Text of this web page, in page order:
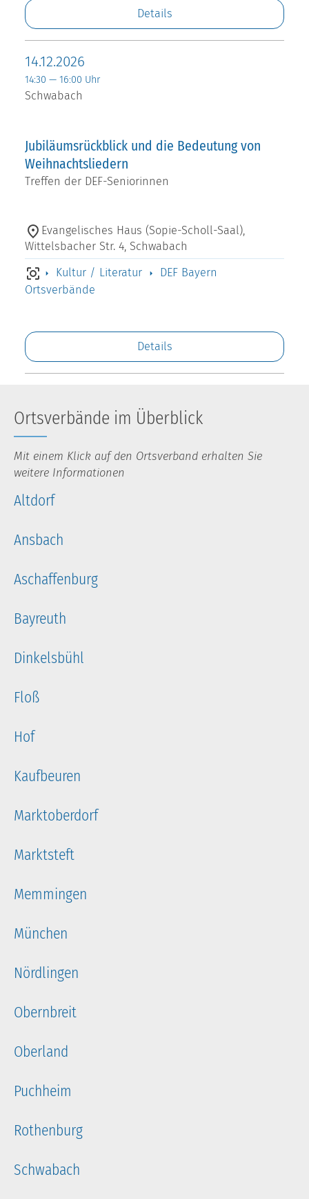
Details
14.12.2026
14:30 — 16:00 Uhr
Schwabach
Jubiläumsrückblick und die Bedeutung von
Weihnachtsliedern
Treffen der DEF-Seniorinnen
Evangelisches Haus (Sopie-Scholl-Saal),
Wittelsbacher Str. 4, Schwabach
Kultur / Literatur
DEF Bayern
Ortsverbände
Details
Ortsverbände im Überblick
Mit einem Klick auf den Ortsverband erhalten Sie
weitere Informationen
Altdorf
Ansbach
Aschaffenburg
Bayreuth
Dinkelsbühl
Floß
Hof
Kaufbeuren
Marktoberdorf
Marktsteft
Memmingen
München
Nördlingen
Obernbreit
Oberland
Puchheim
Rothenburg
Schwabach